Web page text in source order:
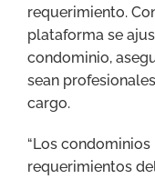
requerimiento.
plataforma se
condominio,
sean
cargo.
“Los
requerimientos